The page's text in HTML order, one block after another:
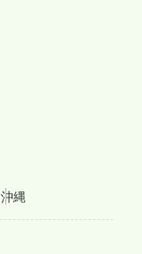
沖縄